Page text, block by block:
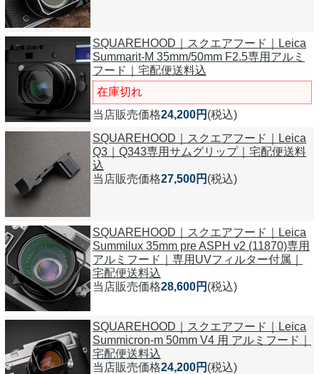
SQUAREHOOD｜スクエアフード｜Leica
Summarit-M 35mm/50mm F2.5専用アルミ
フード｜宅配便送料込
在庫切れ
当店販売価格24,200円 (税込)
SQUAREHOOD｜スクエアフード｜Leica
Q3｜Q343専用サムグリップ｜宅配便送料
込
当店販売価格27,500円 (税込)
SQUAREHOOD｜スクエアフード｜Leica
Summilux 35mm pre ASPH v2 (11870)専用
アルミフード｜専用UVフィルター付属｜
宅配便送料込
当店販売価格28,600円 (税込)
SQUAREHOOD｜スクエアフード｜Leica
Summicron-m 50mm V4 用 アルミフード｜
宅配便送料込
当店販売価格24,200円 (税込)